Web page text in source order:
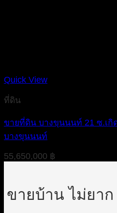
Quick View
ที่ดิน
ขายที่ดิน บางขุนนนท์ 21 ซ.เกิ
บางขุนนนท์
55,650,000 ฿
ขายบ้าน ไม่ยา